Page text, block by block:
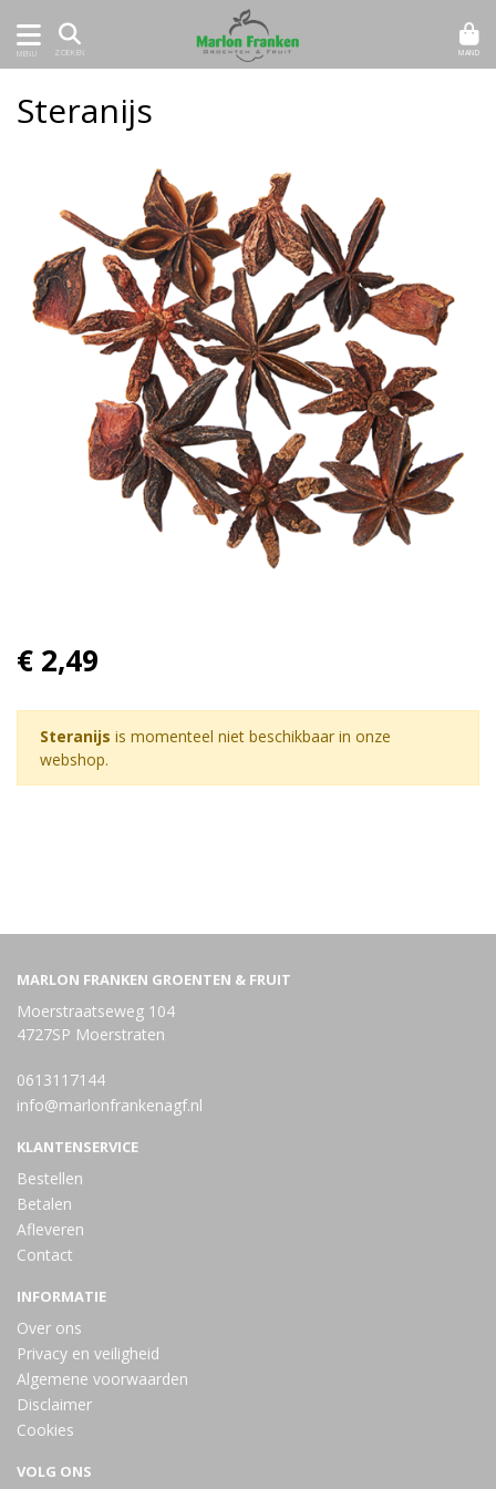
MENU ZOEKEN MAND
Steranijs
€ 2,49
Steranijs is momenteel niet beschikbaar in onze
webshop.
MARLON FRANKEN GROENTEN & FRUIT
Moerstraatseweg 104
4727SP Moerstraten
0613117144
info@marlonfrankenagf.nl
KLANTENSERVICE
Bestellen
Betalen
Afleveren
Contact
INFORMATIE
Over ons
Privacy en veiligheid
Algemene voorwaarden
Disclaimer
Cookies
VOLG ONS